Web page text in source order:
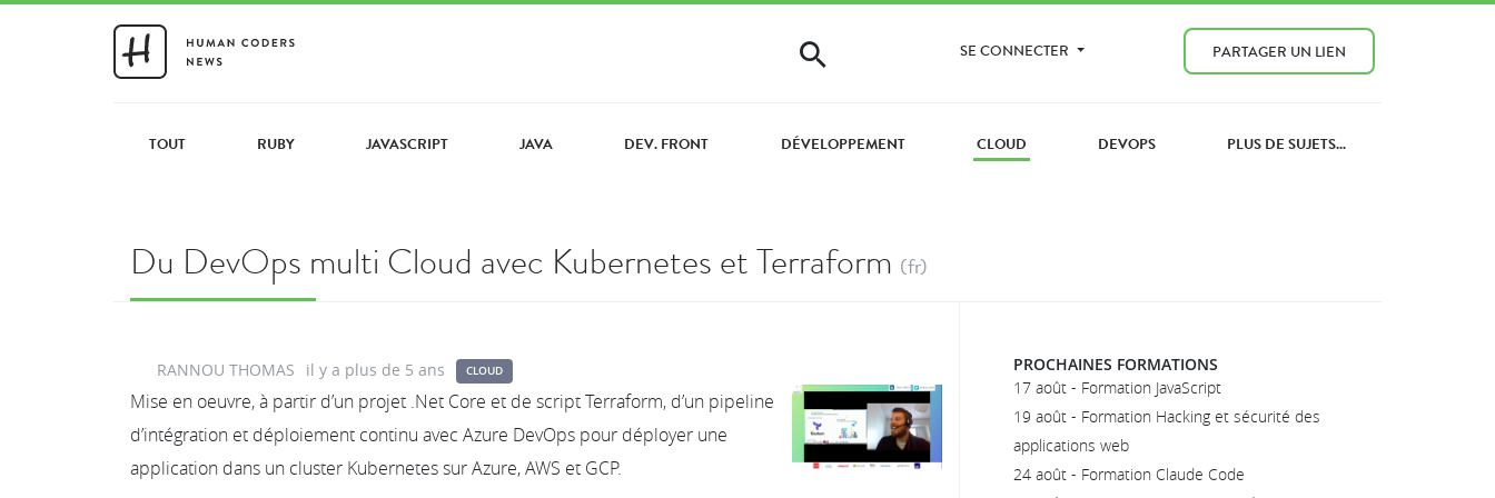
SE CONNECTER PARTAGER UN LIEN
TOUT RUBY JAVASCRIPT JAVA DEV. FRONT DÉVELOPPEMENT CLOUD DEVOPS PLUS DE SUJETS...
Du DevOps multi Cloud avec Kubernetes et Terraform (fr)
RANNOU THOMAS il y a plus de 5 ans CLOUD
Mise en oeuvre, à partir d’un projet .Net Core et de script Terraform, d’un pipeline
d’intégration et déploiement continu avec Azure DevOps pour déployer une
application dans un cluster Kubernetes sur Azure, AWS et GCP.
PROCHAINES FORMATIONS
17 août - Formation JavaScript
19 août - Formation Hacking et sécurité des
applications web
24 août - Formation Claude Code